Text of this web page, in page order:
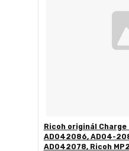
Ricoh originál
AD042086, AD04-
AD042078, Ricoh